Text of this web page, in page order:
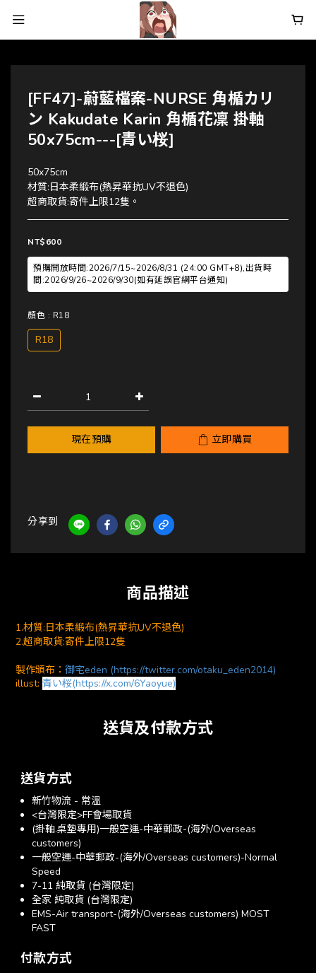
[FF47]-蔚藍檔案-NURSE 角楯カリ
ン Kakudate Karin 角楯花凜 掛軸
50x75cm---[青い桜]
50x75cm
材質:日本柔緞布(熱昇華抗UV不退色)
超商取貨:寄件上限12隻。
NT$600
預購開放時間:2026/7/15~2026/8/31 (24:00 GMT+8),出貨時
間:2026/9/26~2026/9/30(如有延誤官網平台通知)
顏色 : R18
R18
現在預購 立即購買
分享到
商品描述
1.材質:日本柔緞布(熱昇華抗UV不退色)
2.超商取貨:寄件上限12隻
製作頒布： 御宅eden (https://twitter.com/otaku_eden2014)
illust: 青い桜(https://x.com/6Yaoyue)
送貨及付款方式
送貨方式
新竹物流 - 常溫
<台灣限定>FF會場取貨
(掛軸.桌墊專用)一般空運-中華郵政-(海外/Overseas
customers)
一般空運-中華郵政-(海外/Overseas customers)-Normal
Speed
7-11 純取貨 (台灣限定)
全家 純取貨 (台灣限定)
EMS-Air transport-(海外/Overseas customers) MOST
FAST
付款方式